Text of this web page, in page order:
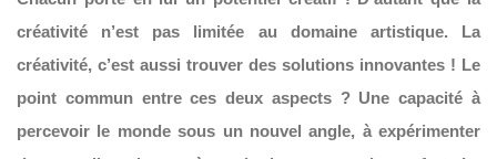
créativité n’est pas limitée au domaine artistique. La
créativité, c’est aussi trouver des solutions innovantes ! Le
point commun entre ces deux aspects ? Une capacité à
percevoir le monde sous un nouvel angle, à expérimenter